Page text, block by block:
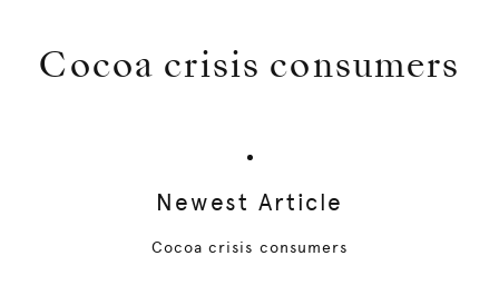
Cocoa crisis consumers
Newest Article
Cocoa crisis consumers